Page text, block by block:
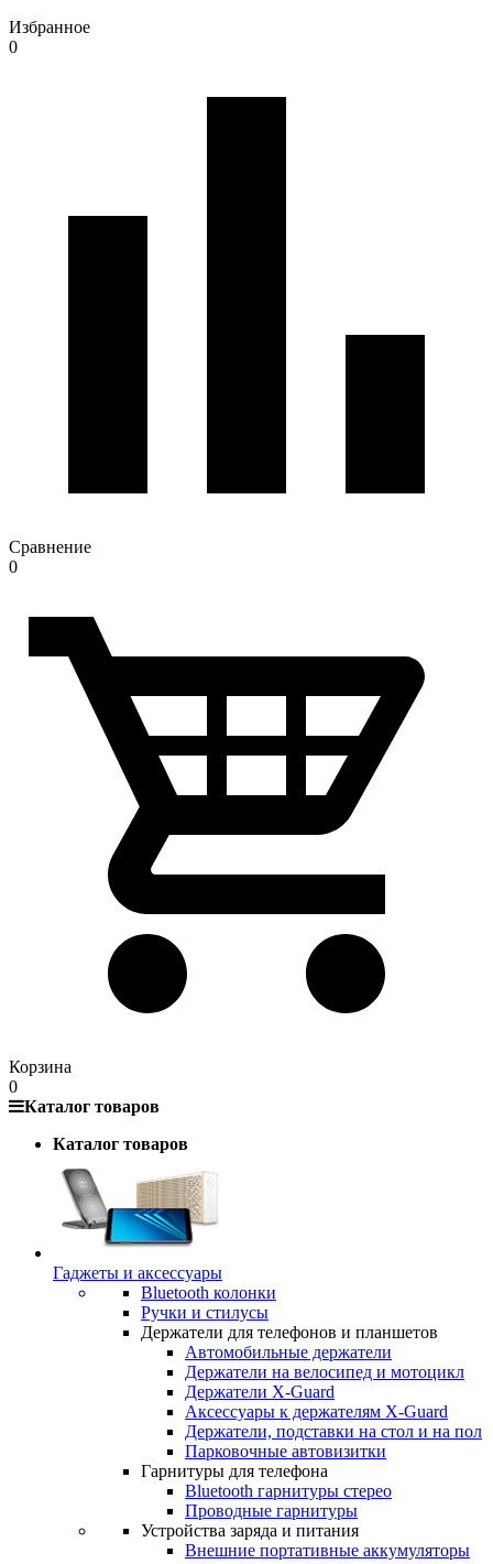
Избранное
0
Сравнение
0
Корзина
0
Каталог товаров
Каталог товаров
Гаджеты и аксессуары
Bluetooth колонки
Ручки и стилусы
Держатели для телефонов и планшетов
Автомобильные держатели
Держатели на велосипед и мотоцикл
Держатели X-Guard
Аксессуары к держателям X-Guard
Держатели, подставки на стол и на пол
Парковочные автовизитки
Гарнитуры для телефона
Bluetooth гарнитуры стерео
Проводные гарнитуры
Устройства заряда и питания
Внешние портативные аккумуляторы